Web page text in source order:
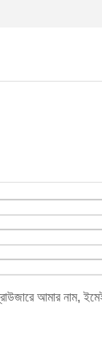
আমার নাম,